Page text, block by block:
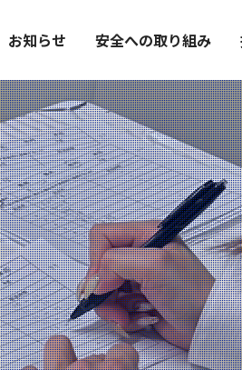
お知らせ 安全への取り組み